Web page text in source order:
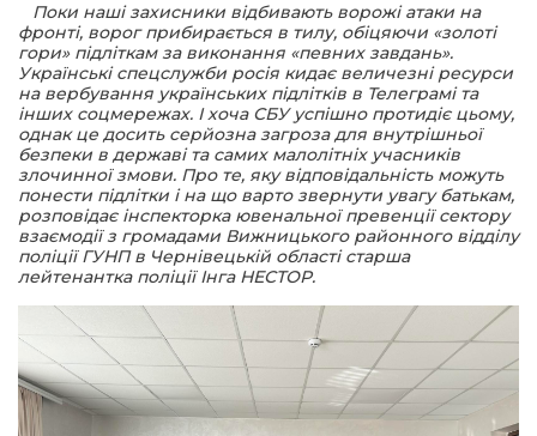
вісті
Поки наші захисники відбивають ворожі атаки на
фронті, ворог прибирається в тилу, обіцяючи «золоті
гори» підліткам за виконання «певних завдань».
Українські спецслужби росія кидає величезні ресурси
на вербування українських підлітків в Телеграмі та
інших соцмережах. І хоча СБУ успішно протидіє цьому,
однак це досить серйозна загроза для внутрішньої
безпеки в державі та самих малолітніх учасників
злочинної змови. Про те, яку відповідальність можуть
понести підлітки і на що варто звернути увагу батькам,
розповідає інспекторка ювенальної превенції сектору
взаємодії з громадами Вижницького районного відділу
поліції ГУНП в Чернівецькій області старша
лейтенантка поліції Інга НЕСТОР.